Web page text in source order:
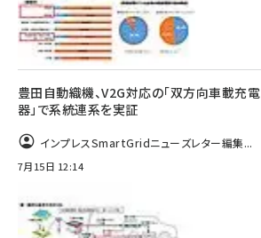
豊田自動織機、V2G対応の「双方向車載充電
器」で系統連系を実証
インプレスSmartGridニューズレター編集...
7月15日 12:14